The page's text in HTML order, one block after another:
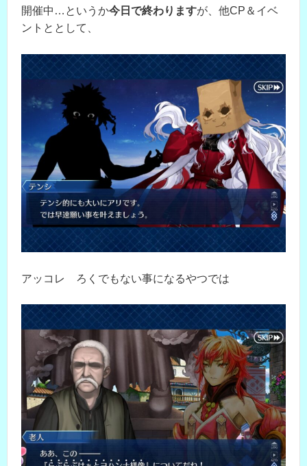
開催中…というか今日で終わりますが、他CP＆イベ
ントととして、
アッコレ ろくでもない事になるやつでは